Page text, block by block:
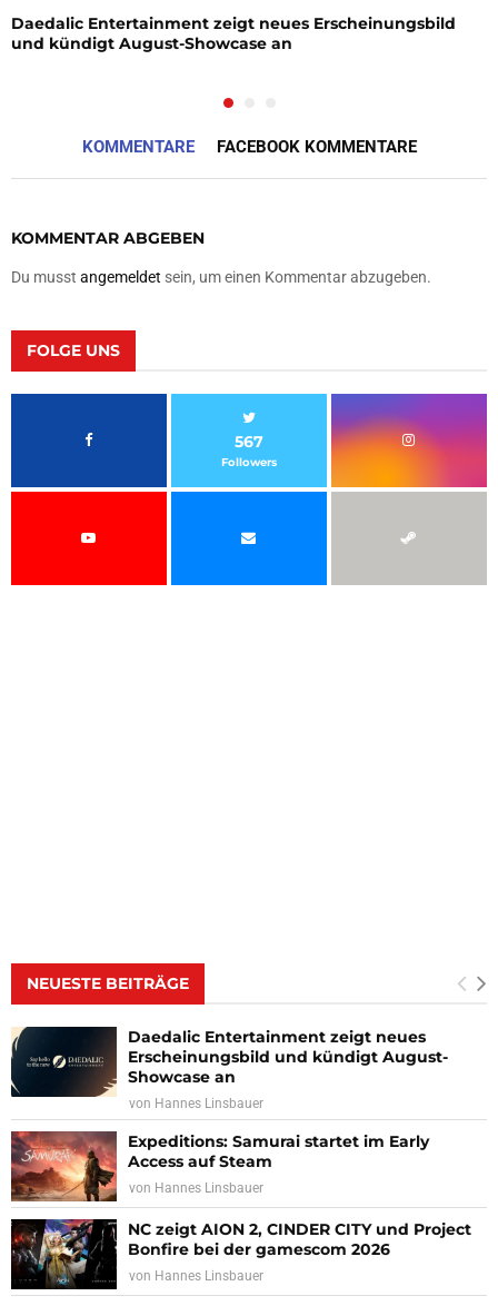
Daedalic Entertainment zeigt neues Erscheinungsbild
und kündigt August-Showcase an
KOMMENTARE FACEBOOK KOMMENTARE
KOMMENTAR ABGEBEN
Du musst angemeldet sein, um einen Kommentar abzugeben.
FOLGE UNS
567
Followers
NEUESTE BEITRÄGE
Daedalic Entertainment zeigt neues
Erscheinungsbild und kündigt August-
Showcase an
von Hannes Linsbauer
Expeditions: Samurai startet im Early
Access auf Steam
von Hannes Linsbauer
NC zeigt AION 2, CINDER CITY und Project
Bonfire bei der gamescom 2026
von Hannes Linsbauer